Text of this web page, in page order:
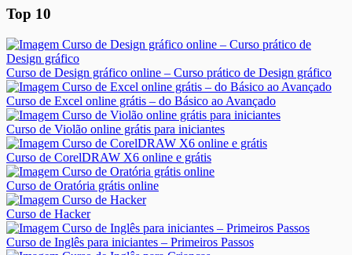
Top 10
Curso de Design gráfico online – Curso prático de Design gráfico
Curso de Excel online grátis – do Básico ao Avançado
Curso de Violão online grátis para iniciantes
Curso de CorelDRAW X6 online e grátis
Curso de Oratória grátis online
Curso de Hacker
Curso de Inglês para iniciantes – Primeiros Passos